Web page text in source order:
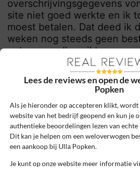
overschrijvingsgegevens
site niet goed werkte en ik
moest betalen. Dat deed ik
weken nog steeds geen
ontvangen. Ik mail terug…
doorgegeven aan magazijn.
kreeg ik een mail dat het
is en komt … conclusie:
bestelling (na 3 maanden),
hier koop ik nooit meer!
Review handmatig gecontroleerd
Bekijk ons beleid
Lees de reviews en open de
Popken
Als je hieronder op accepteren klikt,
website van het bedrijf geopend en kun je
authentieke beoordelingen lezen van echte
Dit kan je helpen om een weloverwogen
een aankoop bij Ulla Popken.
Je kunt op onze website meer informatie